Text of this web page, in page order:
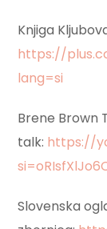
Knjiga
https://
lang=si
Brene Brown
talk: https://
Slovenska